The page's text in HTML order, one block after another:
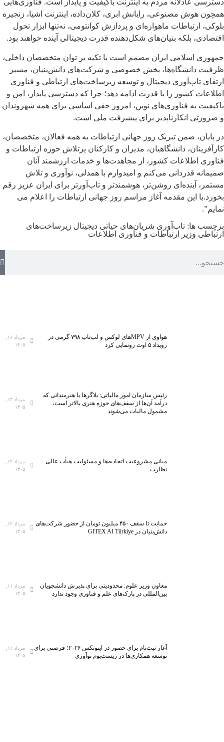
دسترسی عادلانه مردم به اینترنت باکیفیت و پایدار است. فناوری‌هایی
همچون هوش مصنوعی، رایانش ابری، کلان‌داده، اینترنت اشیا، زنجیره
بلوکی، ارتباطات ماهواره‌ای و پردازش کوانتومی، نه‌تنها ابزار تحول
اقتصادی، بلکه بنیان‌های شکل‌دهنده قدرت دیجیتالی آینده خواهند بود.
جمهوری اسلامی ایران مصمم است با تکیه بر توان متخصصان داخلی،
ظرفیت دانشگاه‌ها، بخش خصوصی و شرکت‌های دانش‌بنیان، مسیر
ارتقای تاب‌آوری دیجیتال و توسعه زیرساخت‌های ارتباطی و فناوری
اطلاعات کشور را با قدرت ادامه دهد؛ چرا که دسترسی پایدار، امن و
باکیفیت به فناوری‌های نوین، امروز حقی اساسی برای همه شهروندان
و ضرورتی انکارناپذیر برای پیشرفت ملی است.
در پایان، ضمن تبریک روز جهانی ارتباطات به همه فعالان، متخصصان،
کارآفرینان، دانشگاهیان، مدیران و کارکنان پرتلاش حوزه ارتباطات و
فناوری اطلاعات کشور، از مجاهدت‌ها و خدمات ارزشمند آنان
صمیمانه قدردانی می‌کنم و امیدوارم با همدلی، نوآوری و تلاش
مستمر، آینده‌ای روشن‌تر، هوشمندتر و تاب‌آورتر برای ایران عزیز رقم
بخورد.با این مقدمه آغاز مراسم روز جهانی ارتباطات را اعلام می
نمایم”.
برچسب ها: تاب‌آوری شریان‌های حیاتی دیجیتال زیرساخت‌های
ارتباطی وزیر ارتباطات و فناوری اطلاعات
هواوی از MPVهای لوکس و لپ‌تاپ ۷۹۸ گرمی در
رویداد ۵ اوت رونمایی کرد
۱۴۰۵
رئیس سازمان امور مالیاتی: بلاگر‌ها یا هنرمندانی که
درآمد آن‌ها از سقف‌های حوزه هنری بالاتر است،
مشمول مالیات می‌شوند
۱۴۰۵
مبانی مشروعیت اتحادیه‌ها و مسئولیت هیأت عالی
نظارت
۱۴۰۵
حمایت تا سقف ۴۵۰ میلیون تومان از حضور شرکت‌های
دانش‌بنیان در GITEX AI Türkiye
۱۴۰۵
معاون وزیر علوم: محدودیتی برای پذیرش دانشجویان
بین‌المللی در پارک‌های علم و فناوری وجود ندارد
۱۴۰۵
آغاز ثبت‌نام برای حضور در اینوتکس ۲۰۲۶؛ فرصتی برای
توسعه همکاری‌ها در زیست‌بوم نوآوری
۱۴۰۵